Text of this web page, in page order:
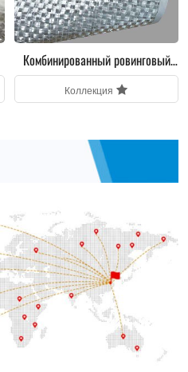
Комбинированный ровинговый
мат из стекловолокна E-Glass
Коллекция